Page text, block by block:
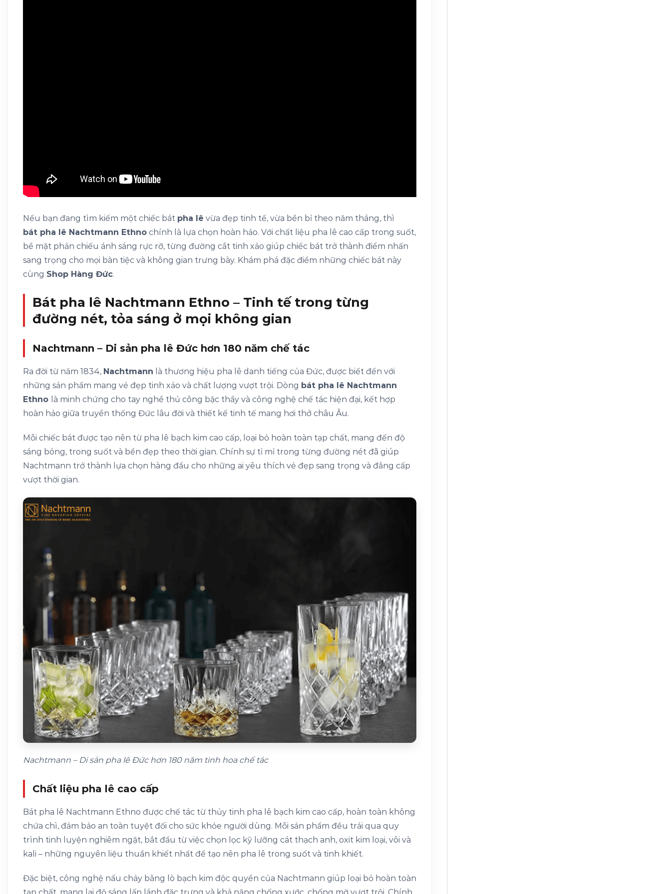
Nếu bạn đang tìm kiếm một chiếc bát pha lê vừa đẹp tinh tế, vừa bền bỉ theo năm tháng, thì
bát pha lê Nachtmann Ethno chính là lựa chọn hoàn hảo. Với chất liệu pha lê cao cấp trong suốt,
bề mặt phản chiếu ánh sáng rực rỡ, từng đường cắt tinh xảo giúp chiếc bát trở thành điểm nhấn
sang trọng cho mọi bàn tiệc và không gian trưng bày. Khám phá đặc điểm những chiếc bát này
cùng Shop Hàng Đức.
Bát pha lê Nachtmann Ethno – Tinh tế trong từng
đường nét, tỏa sáng ở mọi không gian
Nachtmann – Di sản pha lê Đức hơn 180 năm chế tác
Ra đời từ năm 1834, Nachtmann là thương hiệu pha lê danh tiếng của Đức, được biết đến với
những sản phẩm mang vẻ đẹp tinh xảo và chất lượng vượt trội. Dòng bát pha lê Nachtmann
Ethno là minh chứng cho tay nghề thủ công bậc thầy và công nghệ chế tác hiện đại, kết hợp
hoàn hảo giữa truyền thống Đức lâu đời và thiết kế tinh tế mang hơi thở châu Âu.
Mỗi chiếc bát được tạo nên từ pha lê bạch kim cao cấp, loại bỏ hoàn toàn tạp chất, mang đến độ
sáng bóng, trong suốt và bền đẹp theo thời gian. Chính sự tỉ mỉ trong từng đường nét đã giúp
Nachtmann trở thành lựa chọn hàng đầu cho những ai yêu thích vẻ đẹp sang trọng và đẳng cấp
vượt thời gian.
Nachtmann – Di sản pha lê Đức hơn 180 năm tinh hoa chế tác
Chất liệu pha lê cao cấp
Bát pha lê Nachtmann Ethno được chế tác từ thủy tinh pha lê bạch kim cao cấp, hoàn toàn không
chứa chì, đảm bảo an toàn tuyệt đối cho sức khỏe người dùng. Mỗi sản phẩm đều trải qua quy
trình tinh luyện nghiêm ngặt, bắt đầu từ việc chọn lọc kỹ lưỡng cát thạch anh, oxit kim loại, vôi và
kali – những nguyên liệu thuần khiết nhất để tạo nên pha lê trong suốt và tinh khiết.
Đặc biệt, công nghệ nấu chảy bằng lò bạch kim độc quyền của Nachtmann giúp loại bỏ hoàn toàn